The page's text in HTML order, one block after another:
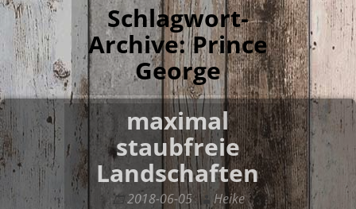
Schlagwort-
Archive:Prince
George
maximal
staubfreie
Landschaften
2018-06-05
Heike